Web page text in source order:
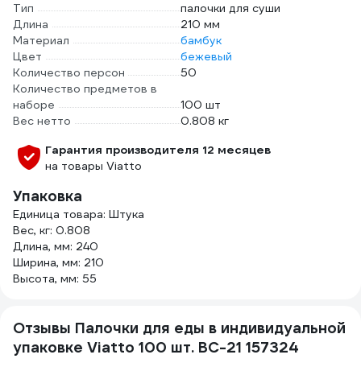
Тип
палочки для суши
Длина
210 мм
Материал
бамбук
Цвет
бежевый
Количество персон
50
Количество предметов в
наборе
100 шт
Вес нетто
0.808 кг
Гарантия производителя 12 месяцев
на товары Viatto
Упаковка
Единица товара: Штука
Вес, кг: 0.808
Длина, мм: 240
Ширина, мм: 210
Высота, мм: 55
Отзывы Палочки для еды в индивидуальной
упаковке Viatto 100 шт. BC-21 157324